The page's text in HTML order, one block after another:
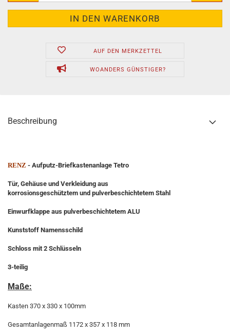
AUF DEN MERKZETTEL
WOANDERS GÜNSTIGER?
Beschreibung
RENZ - Aufputz-Briefkastenanlage Tetro
Tür, Gehäuse und Verkleidung aus
korrosionsgeschütztem und pulverbeschichtetem Stahl
Einwurfklappe aus pulverbeschichtetem ALU
Kunststoff Namensschild
Schloss mit 2 Schlüsseln
3-teilig
Maße:
Kasten 370 x 330 x 100mm
Gesamtanlagenmaß 1172 x 357 x 118 mm